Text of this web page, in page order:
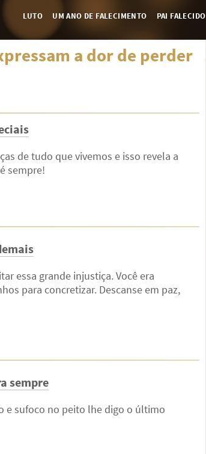
LUTO UM ANO DE FALECIMENTO PAI FALECIDO
a dor de perder
de tudo que vivemos e isso revela a
sempre!
essa grande injustiça. Você era
para concretizar. Descanse em paz,
sempre
e sufoco no peito lhe digo o último